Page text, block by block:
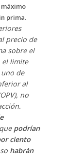
prima.
precio de
sobre el
el limite
de
al
no
podrían
ciento
habrán